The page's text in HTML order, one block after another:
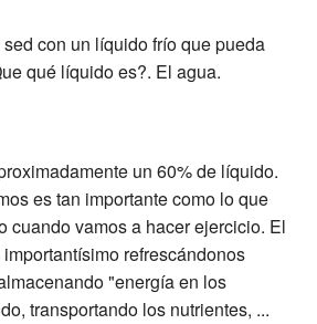
con un líquido frío que pueda
qué líquido es?. El agua.
un 60% de líquido.
es tan importante como lo que
cuando vamos a hacer ejercicio. El
refrescándonos
"energía en los
transportando los nutrientes, ...